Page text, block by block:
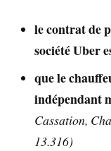
le contrat de
société Uber
que le
indépendant
Cassation,
13.316)